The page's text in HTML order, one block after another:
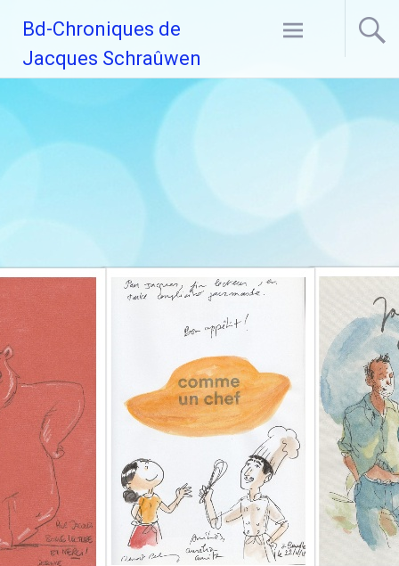
contenu
principal
Bd-Chroniques de
Jacques Schraûwen